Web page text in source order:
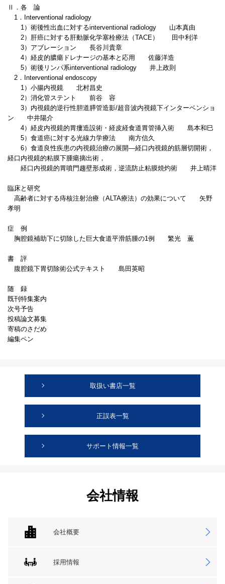
Ⅱ．各 論
1．Interventional radiology
1）術後性出血に対するinterventional radiology 山本真由
2）肝癌に対する肝動脈化学塞栓療法（TACE） 田中利洋
3）アブレーション 長谷川貴章
4）経皮的膿瘍ドレナージの基本と応用 佐藤洋造
5）術後リンパ系interventional radiology 井上政則
2．Interventional endoscopy
1）小腸内視鏡 北村昌史
2）消化管ステント 前谷 容
3）内視鏡的逆行性胆道膵管造影/超音波内視鏡下インターベンショ
ン 中井陽介
4）経皮内視鏡的胃瘻造設術・経皮経食道胃管挿入術 島本和巳
5）食道癌に対する光線力学療法 南方信久
6）食道良性疾患の内視鏡治療の展開―経口内視鏡的筋層切開術，
経口内視鏡的粘膜下腫瘍摘出術，
経口内視鏡的胃噴門趨壁形成術，逆流防止粘膜焼灼術 井上晴洋
臨床と研究
高齢者に対する痔核注射治療（ALTA療法）の効果について 矢野
孝明
症 例
胸腔鏡補助下に切除した巨大食道平滑筋腫の1例 繁光 薫
書 評
腹腔鏡下胃切除術公式テキスト 島田英昭
随 録
既刊特集案内
次号予告
投稿論文募集
寄稿のさだめ
編集ペン
取扱い書店一覧
正誤表一覧
サポート情報一覧
会社情報
会社概要
採用情報